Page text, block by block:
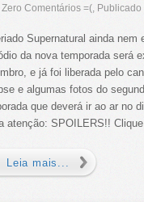
Comentários =(,
Supernatural ainda nem
da nova temporada será
e já foi liberada pelo
e algumas fotos do
que deverá ir ao ar no
atenção: SPOILERS!!
Leia mais...